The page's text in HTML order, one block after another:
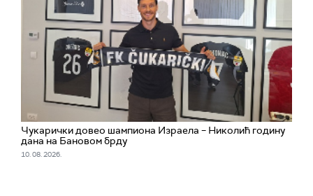
Чукарички довео шампиона Израела – Николић годину
дана на Бановом брду
10. 08. 2026.